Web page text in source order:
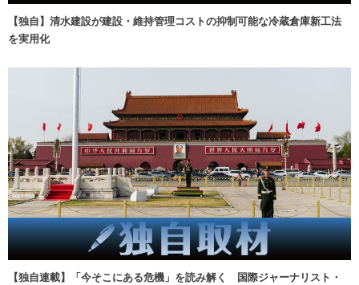
【独自】清水建設が建設・維持管理コストの抑制可能な冷蔵倉庫新工法
を実用化
【独自連載】「今そこにある危機」を読み解く 国際ジャーナリスト・